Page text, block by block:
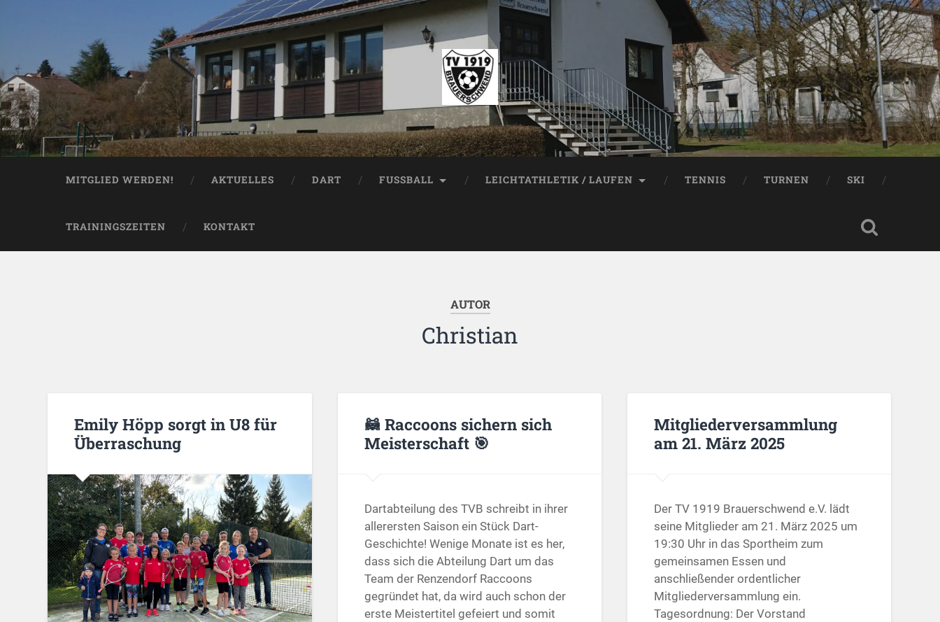
MITGLIED WERDEN! AKTUELLES DART FUSSBALL LEICHTATHLETIK / LAUFEN TENNIS TURNEN SKI
TRAININGSZEITEN KONTAKT
AUTOR
Christian
Emily Höpp sorgt in U8 für
Überraschung
🦝 Raccoons sichern sich
Meisterschaft 🎯
Dartabteilung des TVB schreibt in ihrer
allerersten Saison ein Stück Dart-
Geschichte! Wenige Monate ist es her,
dass sich die Abteilung Dart um das
Team der Renzendorf Raccoons
gegründet hat, da wird auch schon der
erste Meistertitel gefeiert und somit
Mitgliederversammlung
am 21. März 2025
Der TV 1919 Brauerschwend e.V. lädt
seine Mitglieder am 21. März 2025 um
19:30 Uhr in das Sportheim zum
gemeinsamen Essen und
anschließender ordentlicher
Mitgliederversammlung ein.
Tagesordnung: Der Vorstand